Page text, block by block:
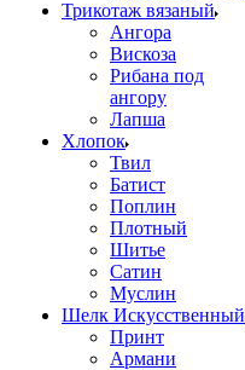
Трикотаж вязаный
Ангора
Вискоза
Рибана под
ангору
Лапша
Хлопок
Твил
Батист
Поплин
Плотный
Шитье
Сатин
Муслин
Шелк Искусственный
Принт
Армани